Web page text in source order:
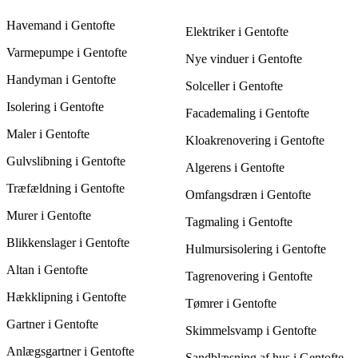
typisk være dyrere end småreparationer. Ved at få 3 tilbud kan
løsning til dit projekt.
Havemand i Gentofte
Varmepumpe i Gentofte
Handyman i Gentofte
Isolering i Gentofte
Maler i Gentofte
Gulvslibning i Gentofte
Træfældning i Gentofte
Murer i Gentofte
Blikkenslager i Gentofte
Altan i Gentofte
Hækklipning i Gentofte
Gartner i Gentofte
Anlægsgartner i Gentofte
Elektriker i Gentofte
Nye vinduer i Gentofte
Solceller i Gentofte
Facademaling i Gentofte
Kloakrenovering i Gentofte
Algerens i Gentofte
Omfangsdræn i Gentofte
Tagmaling i Gentofte
Hulmursisolering i Gentofte
Tagrenovering i Gentofte
Tømrer i Gentofte
Skimmelsvamp i Gentofte